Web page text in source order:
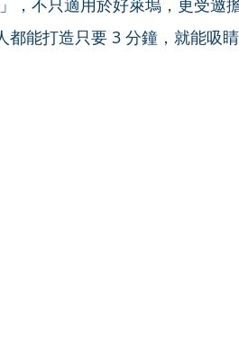
能打造只要 3 分鐘，就能吸